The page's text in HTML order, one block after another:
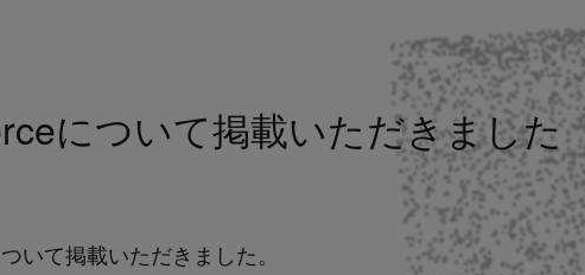
について掲載いただきました
いて掲載いただきました。